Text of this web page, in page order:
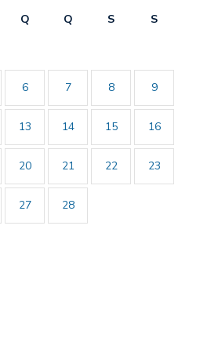
Q Q S
S
6 7 8 9
13 14 15 16
20 21 22 23
27 28